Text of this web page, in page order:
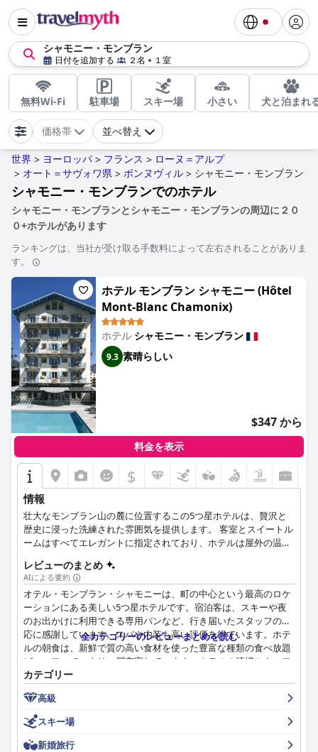
シャモニー・モンブラン
日付を追加する ２名 １室
無料Wi-Fi 駐車場 スキー場 小さい 犬と泊まれ
価格帯 並べ替え
世界 > ヨーロッパ > フランス > ローヌ＝アルプ
> オート＝サヴォワ県 > ボンヌヴィル > シャモニー・モンブラン
シャモニー・モンブランでのホテル
シャモニー・モンブランとシャモニー・モンブランの周辺に２０
０+ホテルがあります
ランキングは、当社が受け取る手数料によって左右されることがありま
す。
ホテル モンブラン シャモニー (Hôtel
Mont-Blanc Chamonix)
ホテル シャモニー・モンブラン
9.3 素晴らしい
$347 から
料金を表示
$
情報
壮大なモンブラン山の麓に位置するこの5つ星ホテルは、贅沢と
歴史に浸った洗練された雰囲気を提供します。 客室とスイートル
ームはすべてエレガントに指定されており、ホテルは屋外の温水
で時間を過ごした後、宿泊客はホテルのスパでくつろぎ、レスト
ランで最高の料理オプションを味わうことができ、最もリラック
スした時間を過ごすことができます。
レビューのまとめ
AIによる要約
オテル・モンブラン・シャモニーは、町の中心という最高のロケ
ーションにある美しい5つ星ホテルです。宿泊客は、スキーや夜
のお出かけに利用できる専用バンなど、行き届いたスタッフの対
応に感謝しています。スパや内装も高い評価を得ています。ホテ
ルの朝食は、新鮮で質の高い食材を使った豊富な種類の食べ放題
ビュッフェで、より一層充実しています。ホテルの清掃スタッフ
は、自主的に部屋を整理整頓し、非常に清潔に保ちました。オテ
ル・モンブラン・シャモニーのスタッフは本当に素晴らしく、常
に宿泊客のために期待以上のサービスを提供しています。ホテル
には、リラックスに最適な素晴らしいスパがあります。宿泊客
は、スキーリゾートへのアクセスが容易な専用バンとゴンドラの
便利さを絶賛しています。いくつかの否定的な意見もあります
全カテゴリーのレビューまとめを読む
カテゴリー
高級
スキー場
新婚旅行